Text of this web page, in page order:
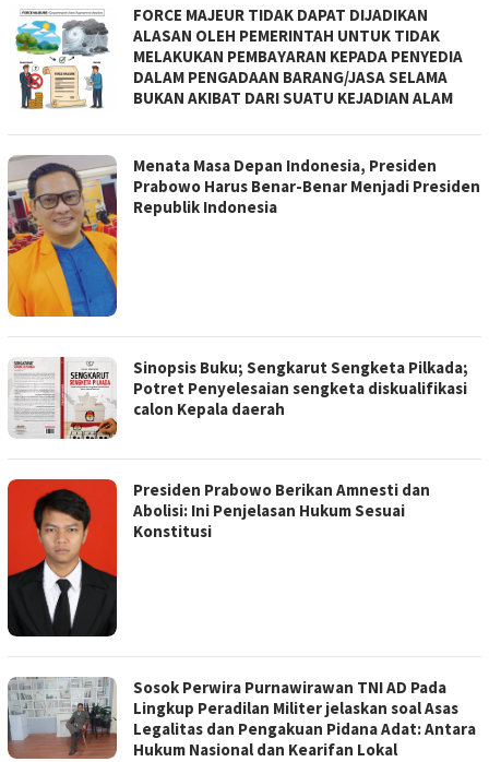
JUSTITIA.ID
FORCE MAJEUR TIDAK DAPAT DIJADIKAN
ALASAN OLEH PEMERINTAH UNTUK TIDAK
MELAKUKAN PEMBAYARAN KEPADA PENYEDIA
DALAM PENGADAAN BARANG/JASA SELAMA
BUKAN AKIBAT DARI SUATU KEJADIAN ALAM
Menata Masa Depan Indonesia, Presiden
Prabowo Harus Benar-Benar Menjadi Presiden
Republik Indonesia
Sinopsis Buku; Sengkarut Sengketa Pilkada;
Potret Penyelesaian sengketa diskualifikasi
calon Kepala daerah
Presiden Prabowo Berikan Amnesti dan
Abolisi: Ini Penjelasan Hukum Sesuai
Konstitusi
Sosok Perwira Purnawirawan TNI AD Pada
Lingkup Peradilan Militer jelaskan soal Asas
Legalitas dan Pengakuan Pidana Adat: Antara
Hukum Nasional dan Kearifan Lokal